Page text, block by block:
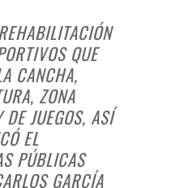
QUE
CANCHA,
ZONA
JUEGOS, ASÍ
EL
PÚBLICAS
GARCÍA